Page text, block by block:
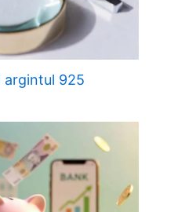
argintul 925